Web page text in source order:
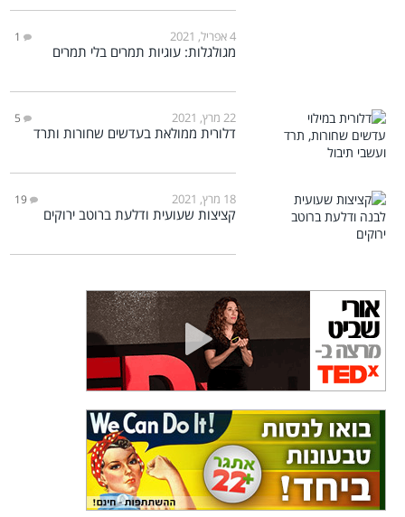
4 אפריל, 2021 1
מגולגלות: עוגיות תמרים בלי תמרים
22 מרץ, 2021 5
דלורית ממולאת בעדשים שחורות ותרד
18 מרץ, 2021 19
קציצות שעועית ודלעת ברוטב ירוקים